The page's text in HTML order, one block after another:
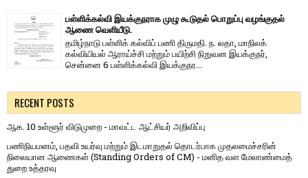
பள்ளிக்கல்வி இயக்குநராக முழு கூடுதல் பொறுப்பு வழங்குதல்
ஆணை வெளியீடு.
தமிழ்நாடு பள்ளிக் கல்விப் பணி திருமதி. ந. லதா, மாநிலக்
கல்வியியல் ஆராய்ச்சி மற்றும் பயிற்சி நிறுவன இயக்குநர்,
சென்னை 6 பள்ளிக்கல்வி இயக்குநர...
RECENT POSTS
ஆக. 10 உள்ளூர் விடுமுறை - மாவட்ட ஆட்சியர் அறிவிப்பு
பணிநியமனம், பதவி உயர்வு மற்றும் இடமாறுதல் தொடர்பாக முதலமைச்சரின்
நிலையான ஆணைகள் (Standing Orders of CM) - மனித வள மேலாண்மைத்
துறை உத்தரவு